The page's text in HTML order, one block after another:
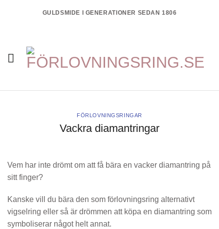
GULDSMIDE I GENERATIONER SEDAN 1806
FÖRLOVNINGSRINGAR
Vackra diamantringar
Vem har inte drömt om att få bära en vacker diamantring på
sitt finger?
Kanske vill du bära den som förlovningsring alternativt
vigselring eller så är drömmen att köpa en diamantring som
symboliserar något helt annat.